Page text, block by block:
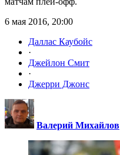
6 мая 2016, 20:00
Даллас Каубойс
·
Джейлон Смит
·
Джерри Джонс
Валерий Михайлов